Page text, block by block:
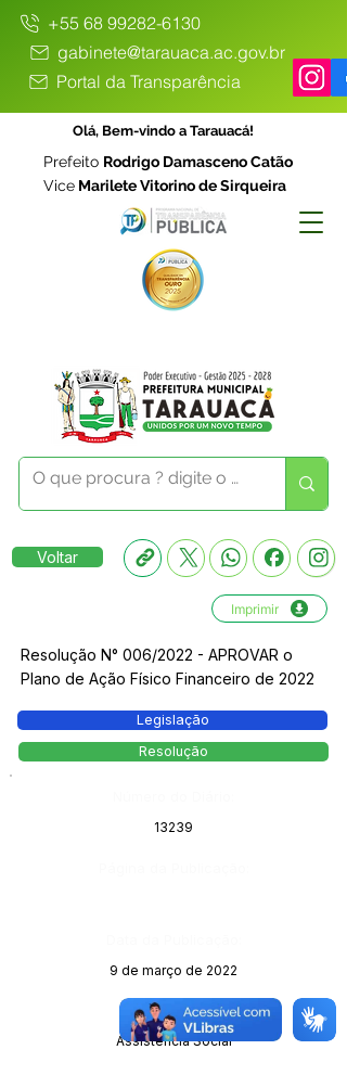
+55 68 99282-6130
gabinete@tarauaca.ac.gov.br
Portal da Transparência
Olá, Bem-vindo a Tarauacá!
Prefeito Rodrigo Damasceno Catão
Vice Marilete Vitorino de Sirqueira
Voltar
Imprimir
Resolução N° 006/2022 - APROVAR o
Plano de Ação Físico Financeiro de 2022
Legislação
Resolução
13239
9 de março de 2022
Órgão:
Assistência Social